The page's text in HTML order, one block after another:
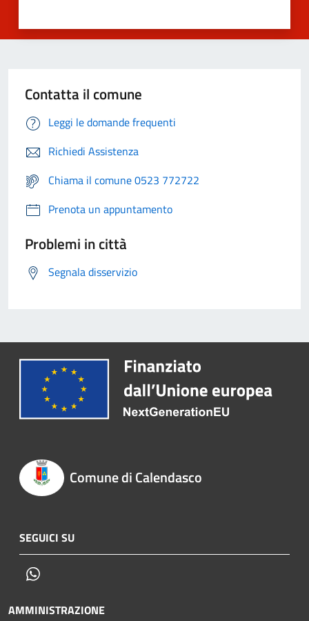
Contatta il comune
Leggi le domande frequenti
Richiedi Assistenza
Chiama il comune 0523 772722
Prenota un appuntamento
Problemi in città
Segnala disservizio
Comune di Calendasco
SEGUICI SU
AMMINISTRAZIONE